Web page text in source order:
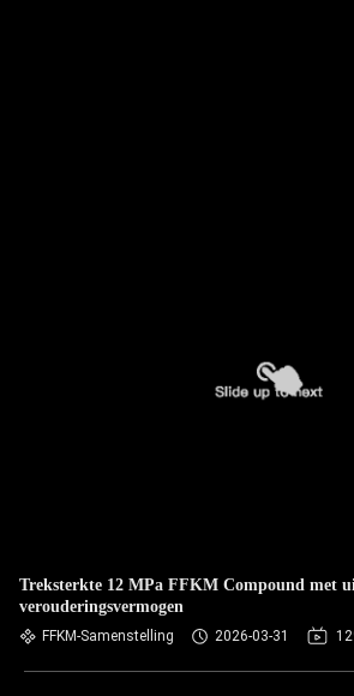
Treksterkte 12 MPa FFKM Compound met
verouderingsvermogen
FFKM-Samenstelling 2026-03-31